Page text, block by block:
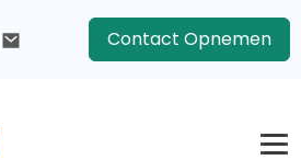
Contact Opnemen